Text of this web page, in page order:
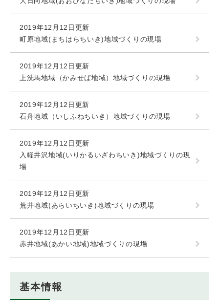
2019年12月12日更新
町原地域(まちはらちいき)地域づくりの現場
2019年12月12日更新
上洗馬地域（かみせば地域）地域づくりの現場
2019年12月12日更新
石舟地域（いしふねちいき）地域づくりの現場
2019年12月12日更新
入軽井沢地域(いりかるいざわちいき)地域づくりの現
場
2019年12月12日更新
荒井地域(あらいちいき)地域づくりの現場
2019年12月12日更新
赤井地域(あかい地域)地域づくりの現場
基本情報